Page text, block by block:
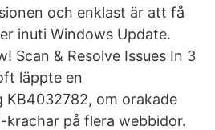
och enklast är att få
inuti Windows Update.
Scan & Resolve Issues In 3
läppte en
KB4032782, om orakade
krachar på flera webbidor.